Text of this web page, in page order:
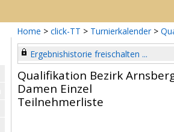
Home > click-TT > Turnierkalender >
Ergebnishistorie freischalten ...
Qualifikation Bezirk
Damen Einzel
Teilnehmerliste